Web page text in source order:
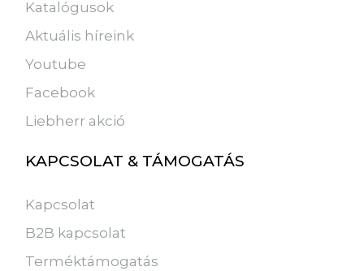
Katalógusok
Aktuális híreink
Youtube
Facebook
Liebherr akció
KAPCSOLAT & TÁMOGATÁS
Kapcsolat
B2B kapcsolat
Terméktámogatás